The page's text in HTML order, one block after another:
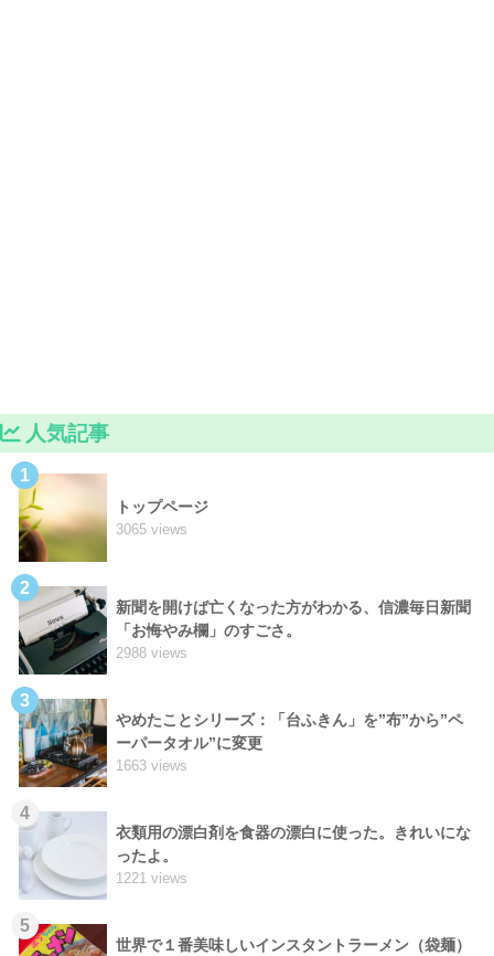
人気記事
1
トップページ
3065 views
2
新聞を開けば亡くなった方がわかる、信濃毎日新聞
「お悔やみ欄」のすごさ。
2988 views
3
やめたことシリーズ：「台ふきん」を”布”から”ペ
ーパータオル”に変更
1663 views
4
衣類用の漂白剤を食器の漂白に使った。きれいにな
ったよ。
1221 views
5
世界で１番美味しいインスタントラーメン（袋麺）